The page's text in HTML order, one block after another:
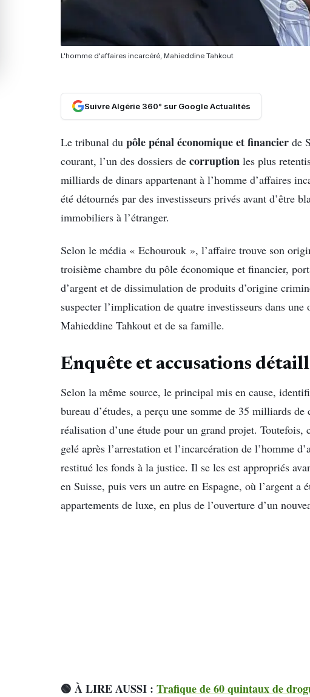
L'homme d'affaires incarcéré, Mahieddine Tahkout
Suivre Algérie 360° sur Google Actualités
Le tribunal du pôle pénal économique et financier de
courant, l’un des dossiers de corruption les plus
milliards de dinars appartenant à l’homme d’affaires
été détournés par des investisseurs privés avant d’être
immobiliers à l’étranger.
Selon le média « Echourouk », l’affaire trouve son
troisième chambre du pôle économique et financier,
d’argent et de dissimulation de produits d’origine
suspecter l’implication de quatre investisseurs dans
Mahieddine Tahkout et de sa famille.
Enquête et accusations
Selon la même source, le principal mis en cause,
bureau d’études, a perçu une somme de 35 milliards
réalisation d’une étude pour un grand projet.
gelé après l’arrestation et l’incarcération de l’homme
restitué les fonds à la justice. Il se les est appropriés
en Suisse, puis vers un autre en Espagne, où l’argent a
appartements de luxe, en plus de l’ouverture d’un
🟢 À LIRE AUSSI : Trafique de 60 quintaux de